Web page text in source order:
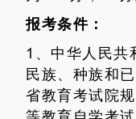
报考条件：
1、中华人民共
民族、种族和
省教育考试院